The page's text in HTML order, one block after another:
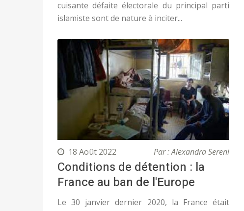
cuisante défaite électorale du principal parti
islamiste sont de nature à inciter...
18 Août 2022 Par : Alexandra Sereni
Conditions de détention : la
France au ban de l'Europe
Le 30 janvier dernier 2020, la France était